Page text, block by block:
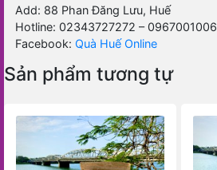
Add: 88 Phan Đăng Lưu, Huế
Hotline: 02343727272 – 0967001006
Facebook:Quà Huế Online
Sản phẩm tương tự